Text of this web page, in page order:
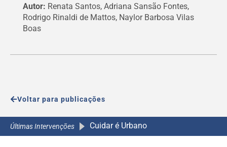
Autor: Renata Santos, Adriana Sansão Fontes,
Rodrigo Rinaldi de Mattos, Naylor Barbosa Vilas
Boas
Voltar para publicações
Últimas Intervenções Cuidar é Urbano
A Caminho da Escola 2.0
A Caminho da Escola 2.0
A Caminho da Escola 2.0